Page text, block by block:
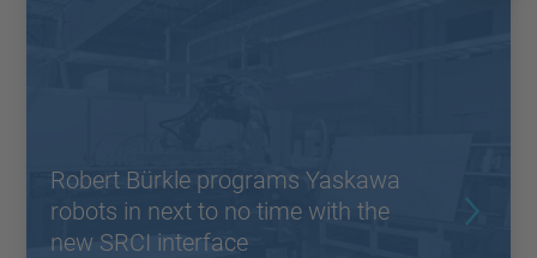
Robert Bürkle programs Yaskawa
robots in next to no time with the
new SRCI interface